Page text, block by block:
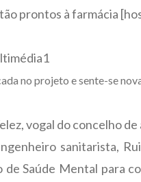
prontos à farmácia
no projeto e sente-se
vogal do concelho
sanitarista,
Saúde Mental para